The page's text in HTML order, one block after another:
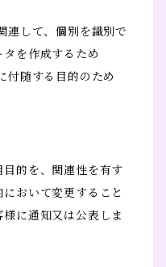
連して、個別を識別で
を作成するため
付随する目的のため
的を、関連性を有す
おいて変更すること
に通知又は公表しま